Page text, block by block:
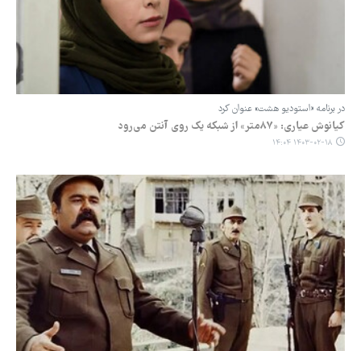
در برنامه «استودیو هشت» عنوان کرد
کیانوش عیاری: «۸۷متر» از شبکه یک روی آنتن می‌رود
۱۴۰۳-۰۲-۱۸ ۱۴:۰۴